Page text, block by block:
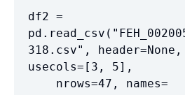
df2 =
318.csv",
usecols=[3, 5],